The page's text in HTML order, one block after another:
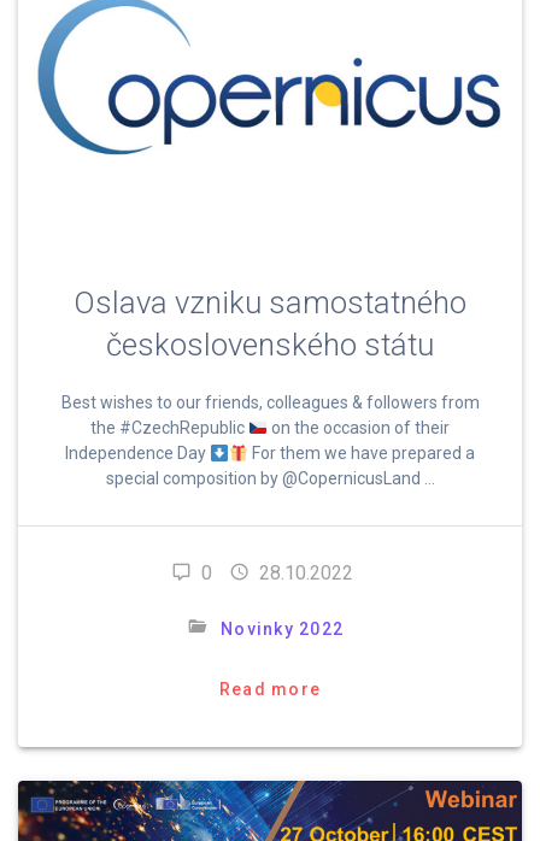
Oslava vzniku samostatného
československého státu
Best wishes to our friends, colleagues & followers from
the #CzechRepublic
on the occasion of their
Independence Day
For them we have prepared a
special composition by @CopernicusLand …
0 28.10.2022
Novinky 2022
Read more